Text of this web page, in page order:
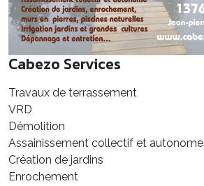
Cabezo Services
Travaux de terrassement
VRD
Démolition
Assainissement collectif et autonome
Création de jardins
Enrochement